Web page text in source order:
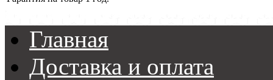
Главная
Доставка и оплата